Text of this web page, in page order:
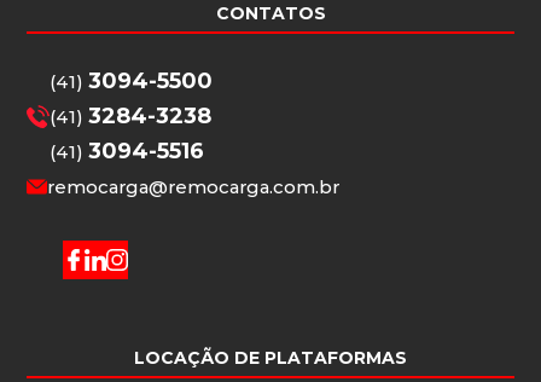
CONTATOS
(41)3094-5500
(41)3284-3238
(41)3094-5516
remocarga@remocarga.com.br
LOCAÇÃO DE PLATAFORMAS